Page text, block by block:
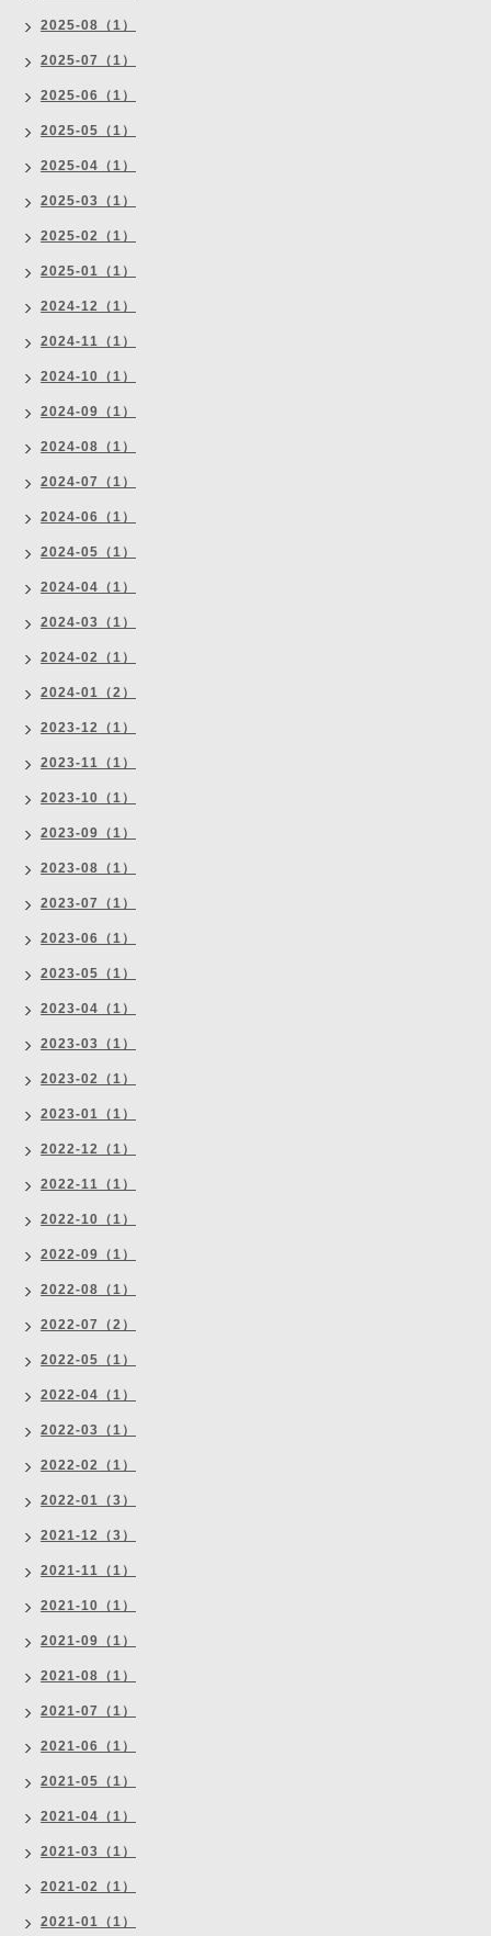
2025-08（1）
2025-07（1）
2025-06（1）
2025-05（1）
2025-04（1）
2025-03（1）
2025-02（1）
2025-01（1）
2024-12（1）
2024-11（1）
2024-10（1）
2024-09（1）
2024-08（1）
2024-07（1）
2024-06（1）
2024-05（1）
2024-04（1）
2024-03（1）
2024-02（1）
2024-01（2）
2023-12（1）
2023-11（1）
2023-10（1）
2023-09（1）
2023-08（1）
2023-07（1）
2023-06（1）
2023-05（1）
2023-04（1）
2023-03（1）
2023-02（1）
2023-01（1）
2022-12（1）
2022-11（1）
2022-10（1）
2022-09（1）
2022-08（1）
2022-07（2）
2022-05（1）
2022-04（1）
2022-03（1）
2022-02（1）
2022-01（3）
2021-12（3）
2021-11（1）
2021-10（1）
2021-09（1）
2021-08（1）
2021-07（1）
2021-06（1）
2021-05（1）
2021-04（1）
2021-03（1）
2021-02（1）
2021-01（1）